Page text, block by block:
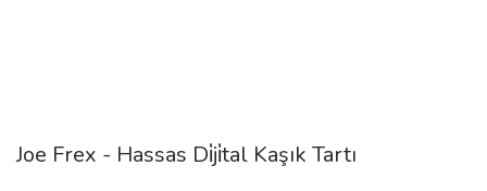
Joe Frex - Hassas Di̇ji̇tal Kaşık Tartı